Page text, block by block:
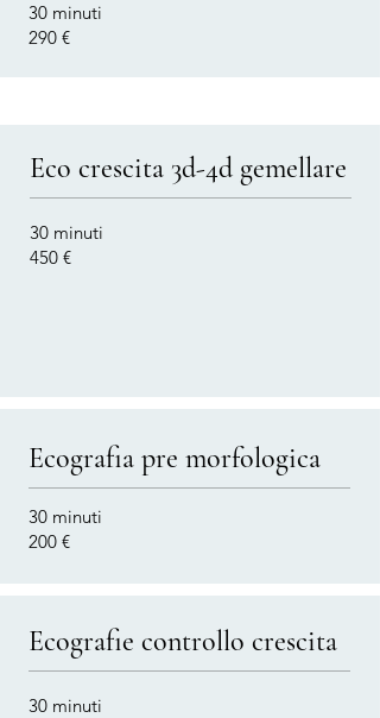
30 minuti
290 €
Eco crescita 3d-4d gemellare
30 minuti
450 €
Ecografia pre morfologica
30 minuti
200 €
Ecografie controllo crescita
30 minuti